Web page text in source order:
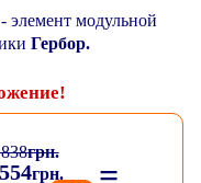
- элемент модульной
Гербор.
грн.
грн.